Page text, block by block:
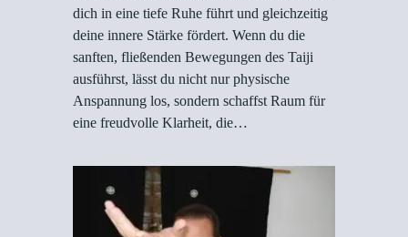
dich in eine tiefe Ruhe führt und gleichzeitig
deine innere Stärke fördert. Wenn du die
sanften, fließenden Bewegungen des Taiji
ausführst, lässt du nicht nur physische
Anspannung los, sondern schaffst Raum für
eine freudvolle Klarheit, die…